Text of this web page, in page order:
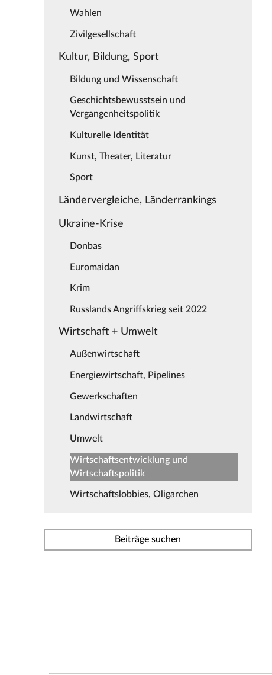
Wahlen
Zivilgesellschaft
Kultur, Bildung, Sport
Bildung und Wissenschaft
Geschichtsbewusstsein und
Vergangenheitspolitik
Kulturelle Identität
Kunst, Theater, Literatur
Sport
Ländervergleiche, Länderrankings
Ukraine-Krise
Donbas
Euromaidan
Krim
Russlands Angriffskrieg seit 2022
Wirtschaft + Umwelt
Außenwirtschaft
Energiewirtschaft, Pipelines
Gewerkschaften
Landwirtschaft
Umwelt
Wirtschaftsentwicklung und
Wirtschaftspolitik
Wirtschaftslobbies, Oligarchen
Beiträge suchen